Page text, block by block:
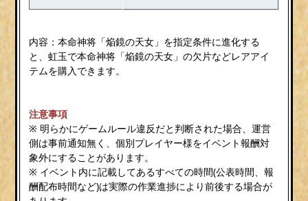
内容：本命神将「焔鏡の天女」を指定条件に進化する
と、虹玉で本命神将「焔鏡の天女」の欠片などレアアイ
テムを購入できます。
注意事項
※ 明らかにゲームルール違反だと判断された場合、運営
側は事前通知無く、個別プレイヤー様をイベント報酬対
象外にすることがあります。
※ イベント内に記載してあるすべての時間(公表時間、報
酬配布時間など)は実際の作業進捗により前後する場合が